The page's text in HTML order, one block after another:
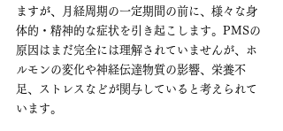
ますが、
月経周期の一定期間の前に、様々な身
体的・精神的な症状を引き起こします。PMSの
原因はまだ完全には理解されていませんが、ホ
ルモンの変化や神経伝達物質の影響、栄養不
足、ストレスなどが関与していると考えられて
います。